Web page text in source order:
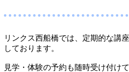
リンクス西船橋では、定期的な講
しております。
見学・体験の予約も随時受け付け